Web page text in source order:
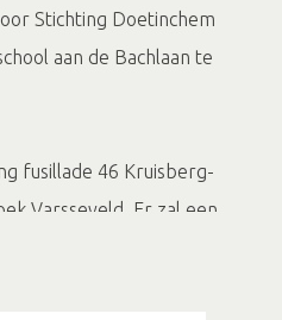
Stichting Doetinchem
aan de Bachlaan te
46 Kruisberg-
Varsseveld. Er zal een
door Stichting